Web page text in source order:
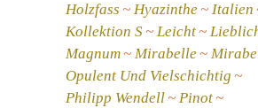
Holzfass
Hyazinthe
Italien
Kollektion S
Leicht
Magnum
Mirabelle
Opulent Und Vielschichtig
Philipp Wendell
Pinot